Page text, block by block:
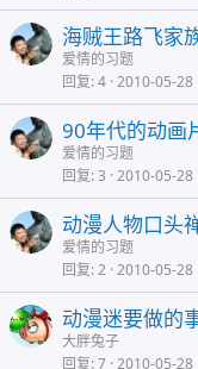
海贼王路飞家
爱情的习题
回复 4 2010-05-28
90年代的动画
爱情的习题
回复 3 2010-05-28
动漫人物口头
爱情的习题
回复 2 2010-05-28
动漫迷要做的
大胖兔子
回复 7 2010-05-28